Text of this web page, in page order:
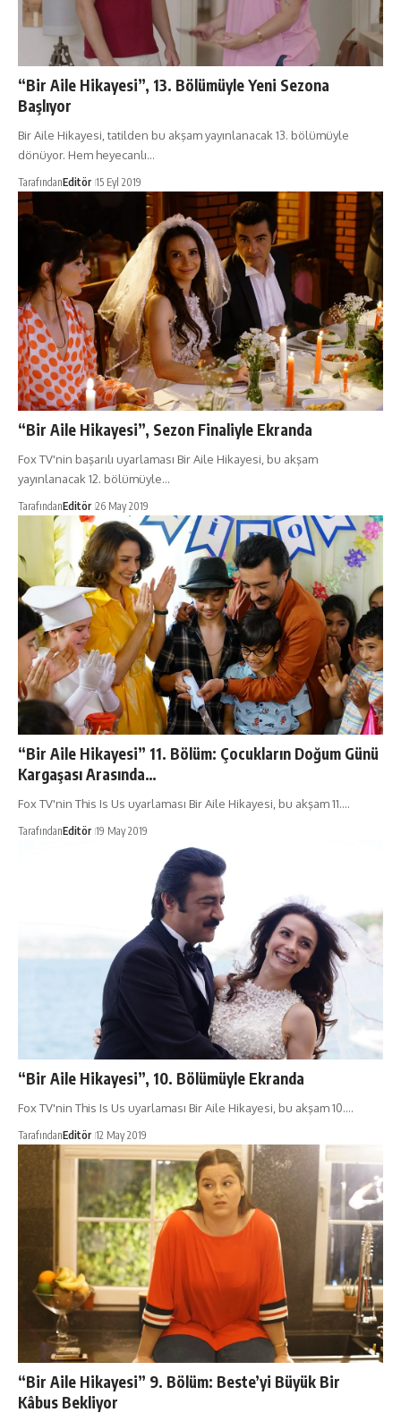
“Bir Aile Hikayesi”, 13. Bölümüyle Yeni Sezona
Başlıyor
Bir Aile Hikayesi, tatilden bu akşam yayınlanacak 13. bölümüyle
dönüyor. Hem heyecanlı…
TarafındanEditör 15 Eyl 2019
“Bir Aile Hikayesi”, Sezon Finaliyle Ekranda
Fox TV'nin başarılı uyarlaması Bir Aile Hikayesi, bu akşam
yayınlanacak 12. bölümüyle…
TarafındanEditör 26 May 2019
“Bir Aile Hikayesi” 11. Bölüm: Çocukların Doğum Günü
Kargaşası Arasında…
Fox TV'nin This Is Us uyarlaması Bir Aile Hikayesi, bu akşam 11.…
TarafındanEditör 19 May 2019
“Bir Aile Hikayesi”, 10. Bölümüyle Ekranda
Fox TV'nin This Is Us uyarlaması Bir Aile Hikayesi, bu akşam 10.…
TarafındanEditör 12 May 2019
“Bir Aile Hikayesi” 9. Bölüm: Beste’yi Büyük Bir
Kâbus Bekliyor